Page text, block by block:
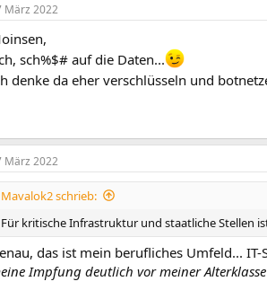
März 2022
sch%$# auf die Daten...
denke da eher verschlüsseln und
März 2022
Mavalok2 schrieb:
Für kritische Infrastruktur und staatliche Stellen
das ist mein berufliches Umfeld...
Impfung deutlich vor meiner